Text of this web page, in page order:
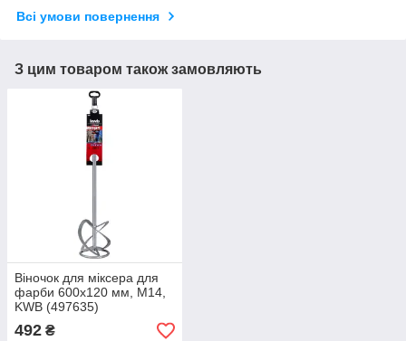
Всі умови повернення
З цим товаром також замовляють
Віночок для міксера для
фарби 600х120 мм, М14,
KWB (497635)
492 ₴